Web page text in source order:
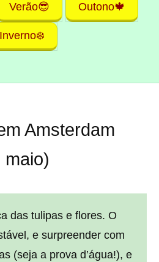
Verão😎 Outono🍁
Inverno❄️
Amsterdam
maio)
das tulipas e flores. O
e surpreender com
(seja a prova d’água!), e